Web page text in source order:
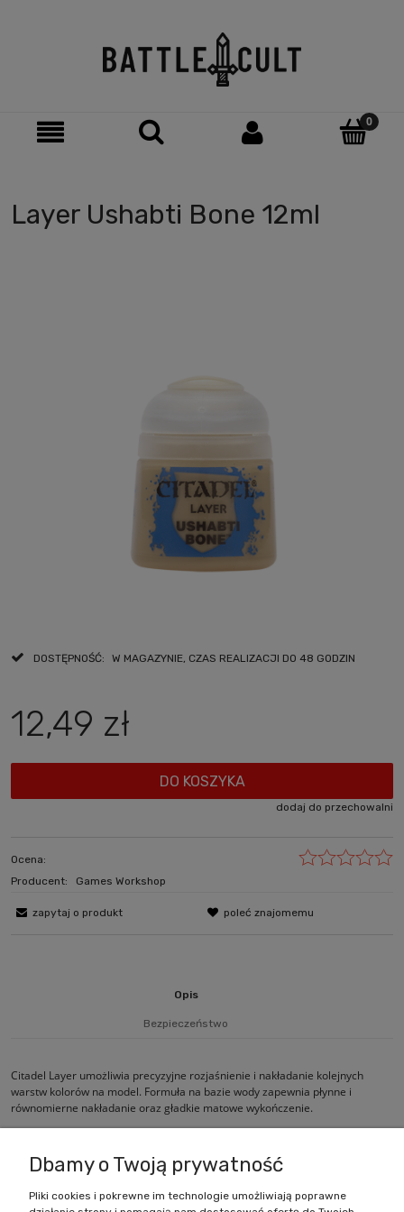
Layer Ushabti Bone 12ml
DOSTĘPNOŚĆ: W MAGAZYNIE, CZAS REALIZACJI DO 48 GODZIN
12,49 zł
DO KOSZYKA
dodaj do przechowalni
Ocena:
Producent:
Games Workshop
zapytaj o produkt poleć znajomemu
Opis
Bezpieczeństwo
Citadel Layer umożliwia precyzyjne rozjaśnienie i nakładanie kolejnych
warstw kolorów na model. Formuła na bazie wody zapewnia płynne i
równomierne nakładanie oraz gładkie matowe wykończenie.
Dbamy o Twoją prywatność
Pliki cookies i pokrewne im technologie umożliwiają poprawne